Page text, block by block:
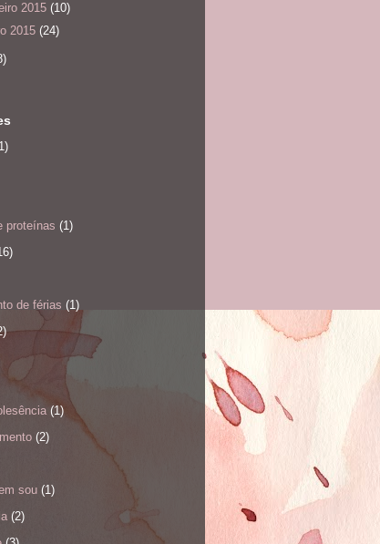
2015 (10)
2015 (24)
proteínas (1)
de férias (1)
(1)
(2)
sou (1)
(2)